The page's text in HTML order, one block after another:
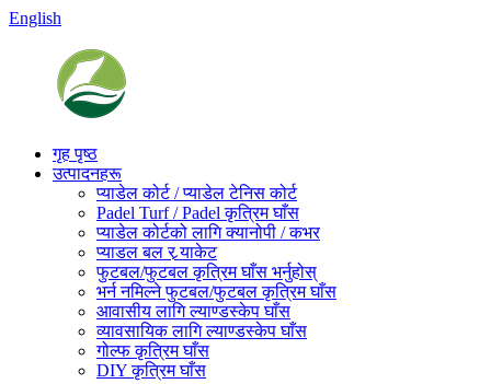
English
गृह पृष्ठ
उत्पादनहरू
प्याडेल कोर्ट / प्याडेल टेनिस कोर्ट
Padel Turf / Padel कृत्रिम घाँस
प्याडेल कोर्टको लागि क्यानोपी / कभर
प्याडल बल र र्‍याकेट
फुटबल/फुटबल कृत्रिम घाँस भर्नुहोस्
भर्न नमिल्ने फुटबल/फुटबल कृत्रिम घाँस
आवासीय लागि ल्याण्डस्केप घाँस
व्यावसायिक लागि ल्याण्डस्केप घाँस
गोल्फ कृत्रिम घाँस
DIY कृत्रिम घाँस